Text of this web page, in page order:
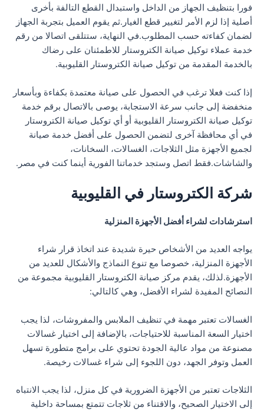
فورا بتنظيف الجهاز من الداخل واستبدال القطع التالفة بأخرى
أصلية إذا لزم الأمر لتغيير قطع الغيار.ثم يقوم العميل بتجربة الجهاز
لضمان كفاءته حسب المطلوب.في النهاية، ستتلقى اتصالا من رقم
خدمة عملاء توكيل صيانة الكتروستار للاطمئنان على رضاك
بالخدمة المقدمة من توكيل صيانة الكتروستار القليوبية.
إذا كنت فعلا ترغب في الحصول على صيانة معتمدة بكفاءة وبأسعار
منخفضة إلى جانب سرعة الاستجابة، يوصى بالاتصال برقم خدمة
توكيل صيانة الكتروستار القليوبية أو أي توكيل صيانة الكتروستار
في أي محافظة آخرى لتضمن الحصول على أفضل خدمة صيانة
لجميع الأجهزة مثل الثلاجات، الغسالات، السخانات،
والشاشات.فقط اتصل وستجد خدماتنا الفورية أينما كنت في مصر.
شركة الكتروستار في القليوبية
استرشادات لشراء أفضل الأجهزة المنزلية
يواجه العديد من الأشخاص حيرة شديدة عند اتخاذ قرار شراء
الأجهزة المنزلية، خصوصا مع تنوع النماذج والأشكال للعديد من
الأجهزة.لذلك، يقدم مركز صيانة الكتروستار القليوبية مجموعة من
النصائح المفيدة لشراء الأفضل، وهي كالتالي:
الغسالات تعتبر مهمة في تنظيف الملابس والمفروشات، لذا يجب
اختيار السعة المناسبة للاحتياجات، بالإضافة إلى اختيار غسالات
مصنوعة من مواد عالية الجودة تحتوي على برامج متطورة تسهل
العمل وتوفر الجهد، دون اللجوء إلى شراء غسالات رخيصة.
الثلاجات تعتبر من الأجهزة الضرورية في كل منزل، لذا يجب الانتباه
إلى الاختيار الصحيح، والاقتناء من ثلاجات تتمتع بمساحة داخلية